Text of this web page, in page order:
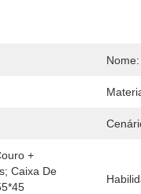
Nome:
+
Caixa De